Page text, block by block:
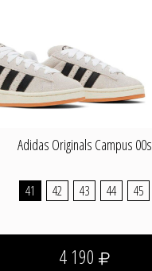
Adidas Originals Campus 00s
41 42 43 44 45
4 190